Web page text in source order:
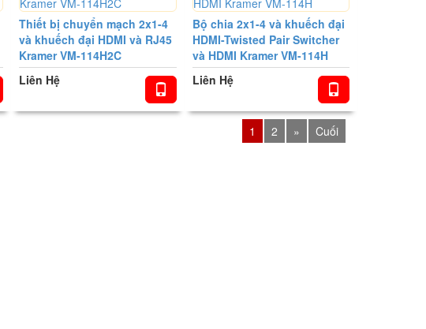
Thiết bị chuyển mạch 2x1-4
và khuếch đại HDMI và RJ45
Kramer VM-114H2C
Liên Hệ
Bộ chia 2x1-4 và khuếch đại
HDMI-Twisted Pair Switcher
và HDMI Kramer VM-114H
Liên Hệ
1 2 » Cuối